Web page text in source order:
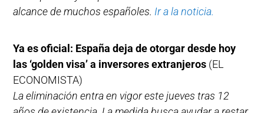
alcance de muchos españoles. Ir a la noticia.
Ya es oficial: España deja de otorgar desde hoy
las ‘golden visa’ a inversores extranjeros (EL
ECONOMISTA)
La eliminación entra en vigor este jueves tras 12